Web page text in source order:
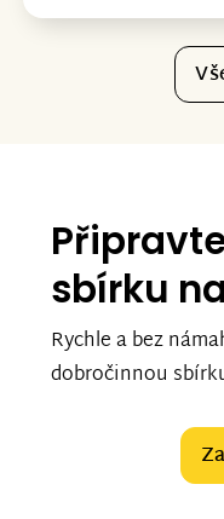
sbírku na
Rychle a bez
dobročinnou